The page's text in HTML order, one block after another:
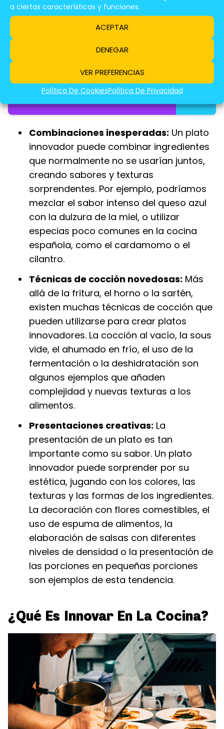
a ciertas características y funciones.
ACEPTAR
DENEGAR
VER PREFERENCIAS
Política De CookiesPolítica De Privacidad
Te Puede Interesar Leer:
Pastel De Plátano
y Arándanos: Una
Dulce Delicia
Para Tu Paladar
Combinaciones inesperadas: Un plato
innovador puede combinar ingredientes
que normalmente no se usarían juntos,
creando sabores y texturas
sorprendentes. Por ejemplo, podríamos
mezclar el sabor intenso del queso azul
con la dulzura de la miel, o utilizar
especias poco comunes en la cocina
española, como el cardamomo o el
cilantro.
Técnicas de cocción novedosas: Más
allá de la fritura, el horno o la sartén,
existen muchas técnicas de cocción que
pueden utilizarse para crear platos
innovadores. La cocción al vacío, la sous
vide, el ahumado en frío, el uso de la
fermentación o la deshidratación son
algunos ejemplos que añaden
complejidad y nuevas texturas a los
alimentos.
Presentaciones creativas: La
presentación de un plato es tan
importante como su sabor. Un plato
innovador puede sorprender por su
estética, jugando con los colores, las
texturas y las formas de los ingredientes.
La decoración con flores comestibles, el
uso de espuma de alimentos, la
elaboración de salsas con diferentes
niveles de densidad o la presentación de
las porciones en pequeñas porciones
son ejemplos de esta tendencia.
¿Qué Es Innovar En La Cocina?